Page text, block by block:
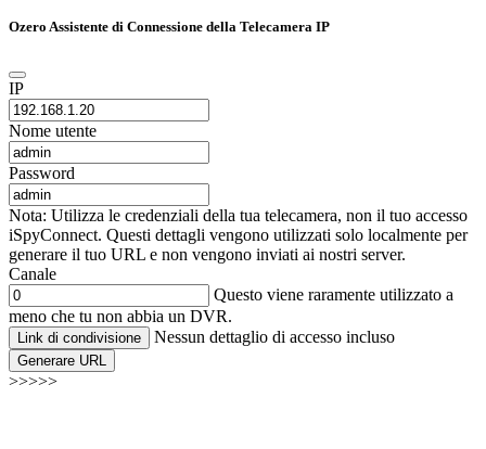
Ozero Assistente di Connessione della Telecamera IP
IP
Nome utente
Password
Nota: Utilizza le credenziali della tua telecamera, non il tuo accesso
iSpyConnect. Questi dettagli vengono utilizzati solo localmente per
generare il tuo URL e non vengono inviati ai nostri server.
Canale
Questo viene raramente utilizzato a
meno che tu non abbia un DVR.
Link di condivisione Nessun dettaglio di accesso incluso
Generare URL
>>>>>